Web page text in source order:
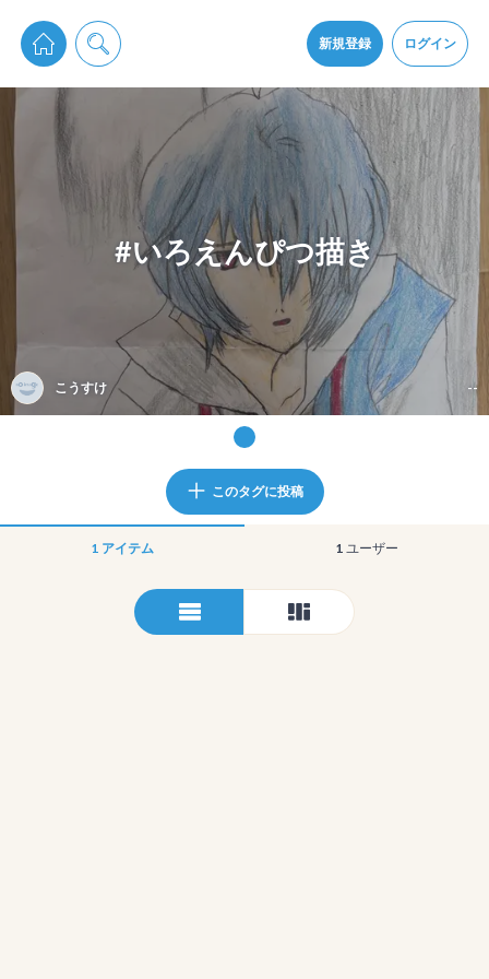
新規登録 ログイン
pixiv Sketchは2024年5月28日付で プライパシーポリシーを改定しました。
通知を受け取るにはここをクリックします
pixiv Sketchアプリでさらに快適に！
アプリをインストール
#いろえんぴつ描き
こうすけ --
このタグに投稿
1 アイテム 1 ユーザー